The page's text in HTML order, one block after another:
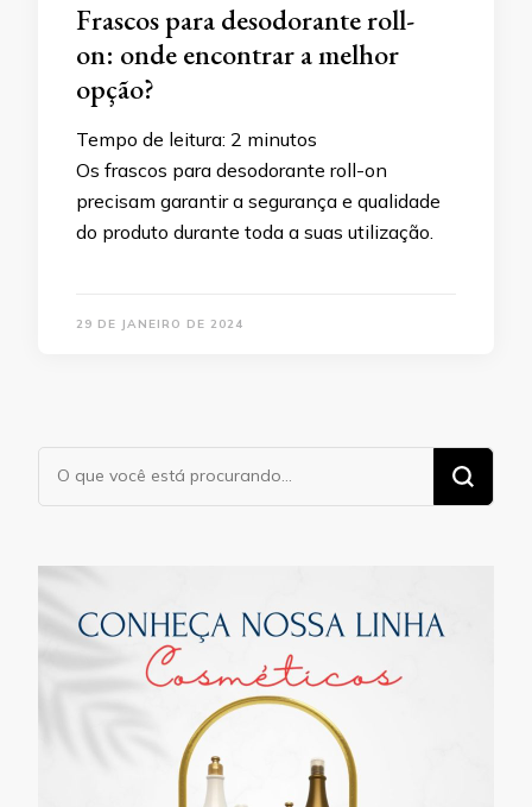
Frascos para desodorante roll-
on: onde encontrar a melhor
opção?
Tempo de leitura: 2 minutos
Os frascos para desodorante roll-on
precisam garantir a segurança e qualidade
do produto durante toda a suas utilização.
29 DE JANEIRO DE 2024
Procurando
algo?